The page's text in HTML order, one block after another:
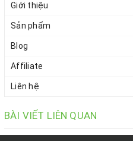
Giới thiệu
Sản phẩm
Blog
Affiliate
Liên hệ
BÀI VIẾT LIÊN QUAN